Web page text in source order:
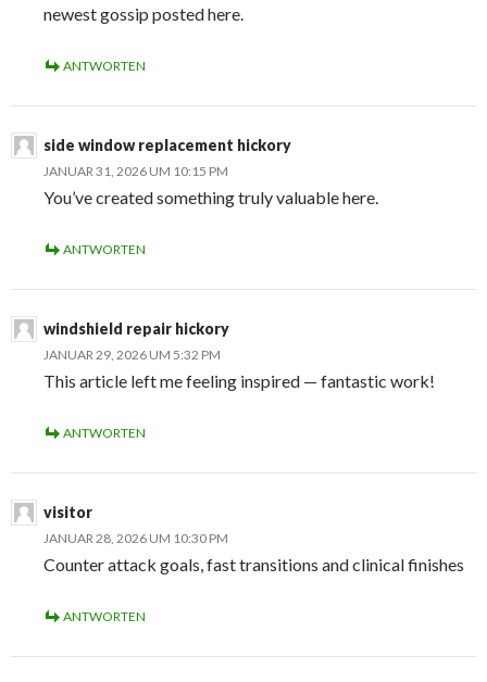
newest gossip posted here.
ANTWORTEN
side window replacement hickory
JANUAR 31, 2026 UM 10:15 PM
You’ve created something truly valuable here.
ANTWORTEN
windshield repair hickory
JANUAR 29, 2026 UM 5:32 PM
This article left me feeling inspired — fantastic work!
ANTWORTEN
visitor
JANUAR 28, 2026 UM 10:30 PM
Counter attack goals, fast transitions and clinical finishes
ANTWORTEN